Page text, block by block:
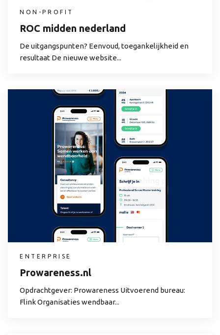
NON-PROFIT
ROC midden nederland
De uitgangspunten? Eenvoud, toegankelijkheid en
resultaat De nieuwe website...
ENTERPRISE
Prowareness.nl
Opdrachtgever: Prowareness Uitvoerend bureau:
Flink Organisaties wendbaar...